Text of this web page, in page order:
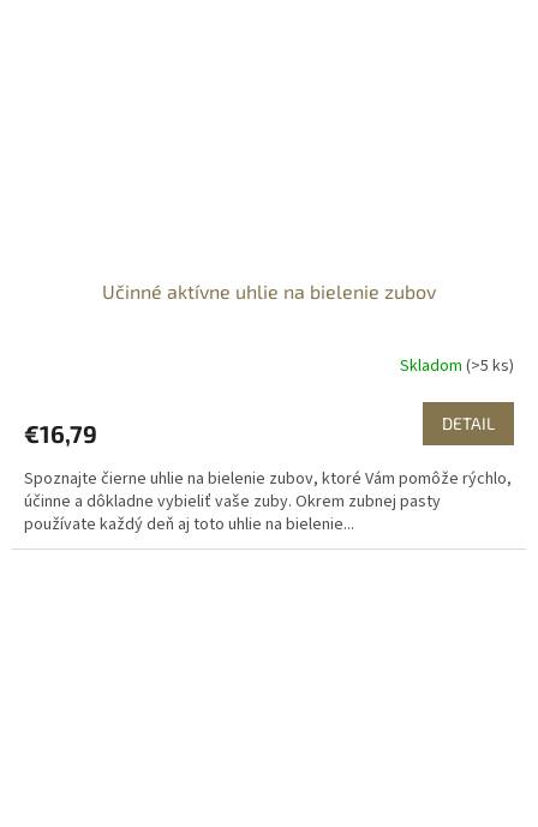
Učinné aktívne uhlie na bielenie zubov
Skladom (>5 ks)
€16,79 DETAIL
Spoznajte čierne uhlie na bielenie zubov, ktoré Vám pomôže rýchlo,
účinne a dôkladne vybieliť vaše zuby. Okrem zubnej pasty
používate každý deň aj toto uhlie na bielenie...